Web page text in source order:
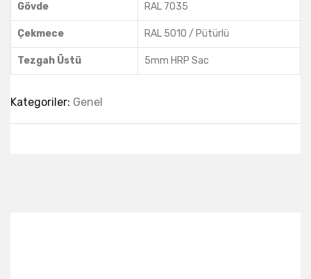
Gövde RAL 7035
Çekmece RAL 5010 / Pütürlü
Tezgah Üstü 5mm HRP Sac
Kategoriler: Genel